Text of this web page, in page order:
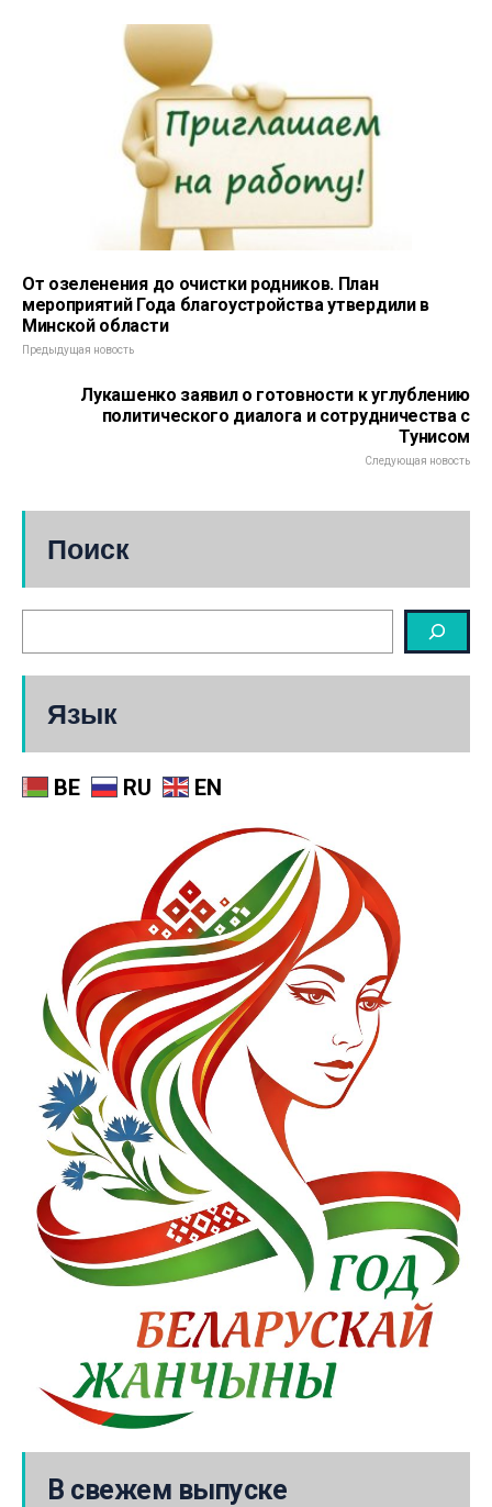
От озеленения до очистки родников. План
мероприятий Года благоустройства утвердили в
Минской области
Предыдущая новость
Лукашенко заявил о готовности к углублению
политического диалога и сотрудничества с
Тунисом
Следующая новость
Поиск
Язык
BE RU EN
В свежем выпуске